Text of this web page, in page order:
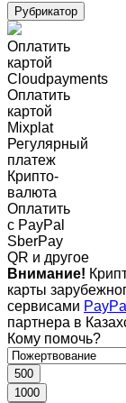
Рубрикатор
Оплатить
картой
Cloudpayments
Оплатить
картой
Mixplat
Регулярный
платеж
Крипто-
валюта
Оплатить
c PayPal
SberPay
QR и другое
Внимание!
карты
сервисами PayPal
партнера в
Кому помочь?
500
1000